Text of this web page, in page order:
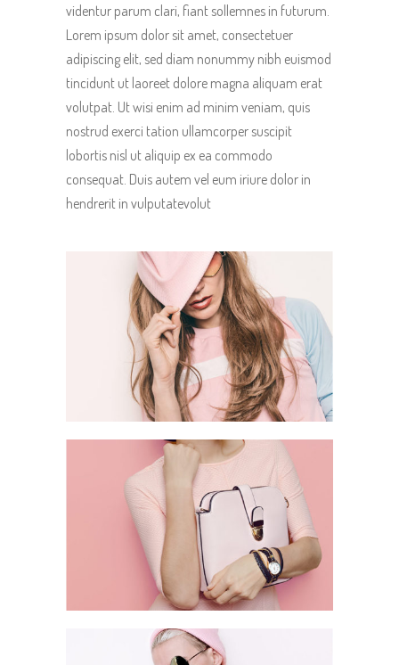
videntur parum clari, fiant sollemnes in futurum.
Lorem ipsum dolor sit amet, consectetuer
adipiscing elit, sed diam nonummy nibh euismod
tincidunt ut laoreet dolore magna aliquam erat
volutpat. Ut wisi enim ad minim veniam, quis
nostrud exerci tation ullamcorper suscipit
lobortis nisl ut aliquip ex ea commodo
consequat. Duis autem vel eum iriure dolor in
hendrerit in vulputatevolut